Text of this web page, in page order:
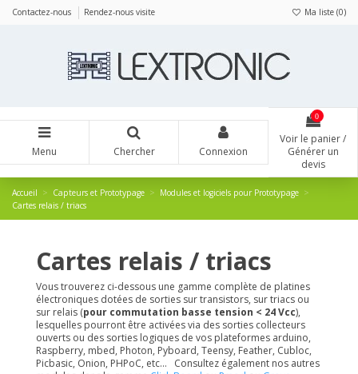
Contactez-nous Rendez-nous visite Ma liste (0)
Menu Chercher Connexion
0
Voir le panier /
Générer un
devis
Accueil Capteurs et Prototypage
Modules et logiciels pour Prototypage
Cartes relais / triacs
Cartes relais / triacs
Vous trouverez ci-dessous une gamme complète de platines
électroniques dotées de sorties sur transistors, sur triacs ou
sur relais (pour commutation basse tension < 24 Vcc),
lesquelles pourront être activées via des sorties collecteurs
ouverts ou des sorties logiques de vos plateformes arduino,
Raspberry, mbed, Photon, Pyboard, Teensy, Feather, Cubloc,
Picbasic, Onion, PHPoC, etc... Consultez également nos autres
Panneau de gestion des cookies